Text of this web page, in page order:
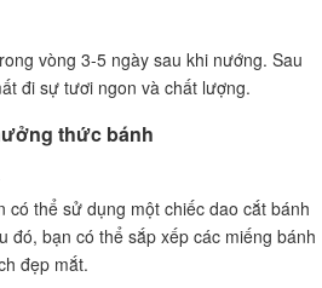
vòng 3-5 ngày sau khi nướng. Sau
đi sự tươi ngon và chất lượng.
thức bánh
có thể sử dụng một chiếc dao cắt bánh
đó, bạn có thể sắp xếp các miếng bánh
đẹp mắt.